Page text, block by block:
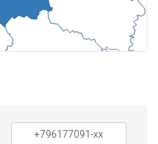
+796177091-xx